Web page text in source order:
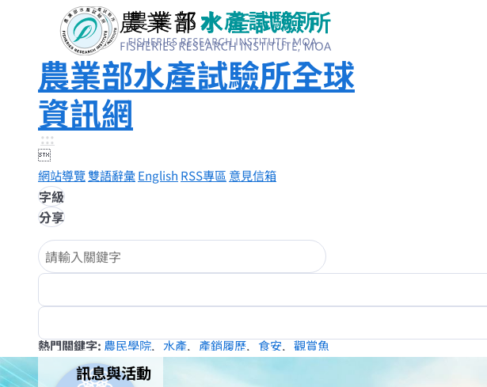
農業部水產試驗所全球
資訊網
:::

網站導覽雙語辭彙English RSS專區 意見信箱
字級
分享
熱門關鍵字 農民學院 水產 產銷履歷 食安 觀賞魚
訊息與活動